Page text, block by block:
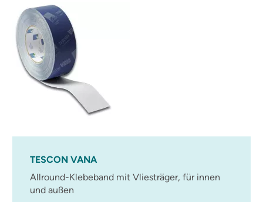
TESCON VANA
Allround-Klebeband mit Vliesträger, für innen
und außen